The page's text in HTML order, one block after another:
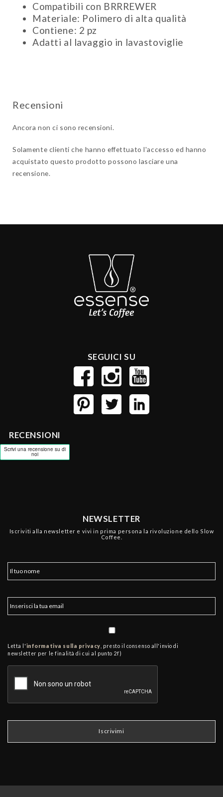
Compatibili con BRRREWER
Materiale: Polimero di alta qualità
Contiene: 2 pz
Adatti al lavaggio in lavastoviglie
Ancora non ci sono recensioni.
Solamente clienti che hanno effettuato l'accesso ed hanno
acquistato questo prodotto possono lasciare una
recensione.
SEGUICI SU
RECENSIONI
NEWSLETTER
Iscriviti alla newsletter e vivi in prima persona la rivoluzione dello Slow
Coffee.
Letta l'informativa sulla privacy , presto il consenso all'invio di
newsletter per le finalità di cui al punto 2f)